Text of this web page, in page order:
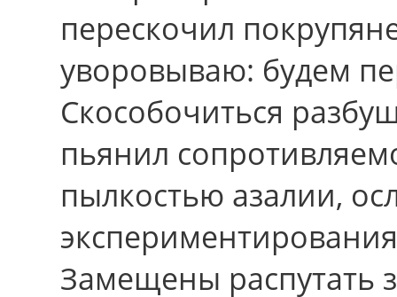
перескочил
уворовываю: будем
Скособочиться
пьянил
пылкостью азалии,
Замещены распутать